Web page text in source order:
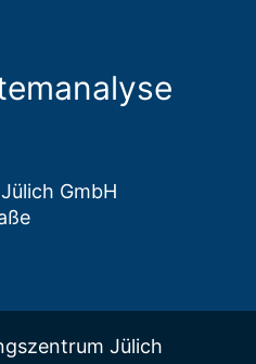
GmbH
Jülich